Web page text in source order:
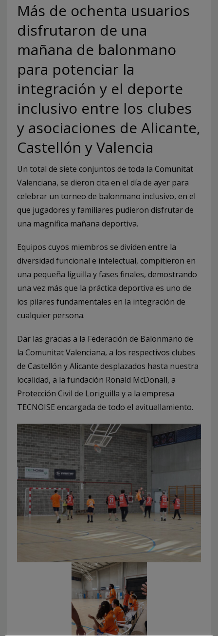
Más de ochenta usuarios
disfrutaron de una
mañana de balonmano
para potenciar la
integración y el deporte
inclusivo entre los clubes
y asociaciones de Alicante,
Castellón y Valencia
Un total de siete conjuntos de toda la Comunitat
Valenciana, se dieron cita en el día de ayer para
celebrar un torneo de balonmano inclusivo, en el
que jugadores y familiares pudieron disfrutar de
una magnífica mañana deportiva.
Equipos cuyos miembros se dividen entre la
diversidad funcional e intelectual, compitieron en
una pequeña liguilla y fases finales, demostrando
una vez más que la práctica deportiva es uno de
los pilares fundamentales en la integración de
cualquier persona.
Dar las gracias a la Federación de Balonmano de
la Comunitat Valenciana, a los respectivos clubes
de Castellón y Alicante desplazados hasta nuestra
localidad, a la fundación Ronald McDonall, a
Protección Civil de Loriguilla y a la empresa
TECNOISE encargada de todo el avituallamiento.